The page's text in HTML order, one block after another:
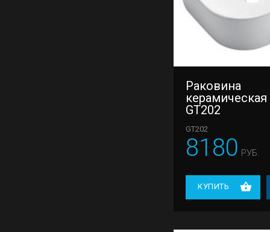
Раковина
керамическая
GT202
GT202
8180 РУБ.
КУПИТЬ